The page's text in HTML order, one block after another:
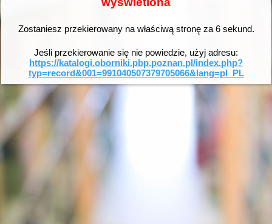
Zostaniesz przekierowany na właściwą stronę za 6sekund.
Jeśli przekierowanie się nie powiedzie, użyj adresu:
https://katalogi.oborniki.pbp.poznan.pl/index.php?
typ=record&001=991040507379705066&lang=pl_PL